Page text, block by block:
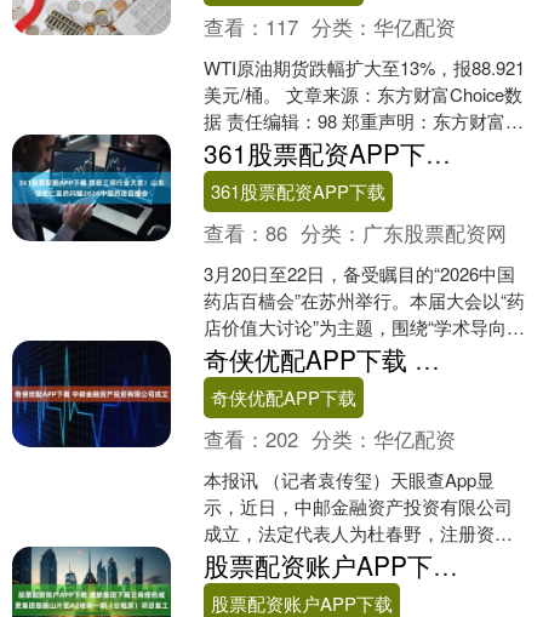
查看： 117 分类：华亿配资
WTI原油期货跌幅扩大至13%，报88.921
美元/桶。 文章来源：东方财富Choice数
据 责任编辑：98 郑重声明：东方财富发
布此内容旨在传播更多信息，与本....
361股票配资APP下载 揽获三项行业大奖！山东信宏仁医药闪耀2026中国药店百樯会
361股票配资APP下载
查看：86 分类： 广东股票配资网
3月20日至22日，备受瞩目的“2026中国
药店百樯会”在苏州举行。本届大会以“药
店价值大讨论”为主题，围绕“学术导向、
以人为本”的核心理念，探讨零售药店在
新阶....
奇侠优配APP下载 中邮金融资产投资有限公司成立
奇侠优配APP下载
查看：202 分类：华亿配资
本报讯 （记者袁传玺）天眼查App显
示，近日，中邮金融资产投资有限公司
成立，法定代表人为杜春野，注册资本
100亿元，经营范围为非银行金融业务。
股东信息显示，该公....
股票配资账户APP下载 康旅集团下属云南绿色城更集团苗圃山片区A2地块一期（公租房）项目复工
股票配资账户APP下载